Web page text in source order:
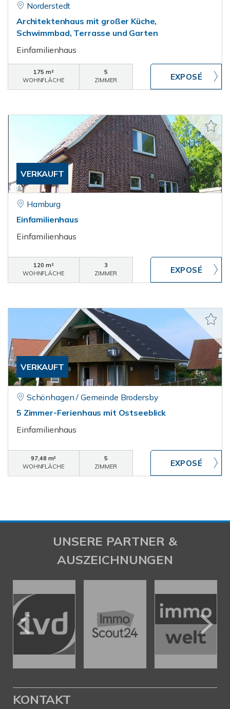
Norderstedt
Architektenhaus mit großer Küche,
Schwimmbad, Terrasse und Garten
Einfamilienhaus
175 m²
WOHNFLÄCHE
5
ZIMMER
VERKAUFT
Hamburg
Einfamilienhaus
Einfamilienhaus
120 m²
WOHNFLÄCHE
3
ZIMMER
VERKAUFT
Schönhagen / Gemeinde Brodersby
5 Zimmer-Ferienhaus mit Ostseeblick
Einfamilienhaus
97,48 m²
WOHNFLÄCHE
5
ZIMMER
UNSERE PARTNER &
AUSZEICHNUNGEN
KONTAKT